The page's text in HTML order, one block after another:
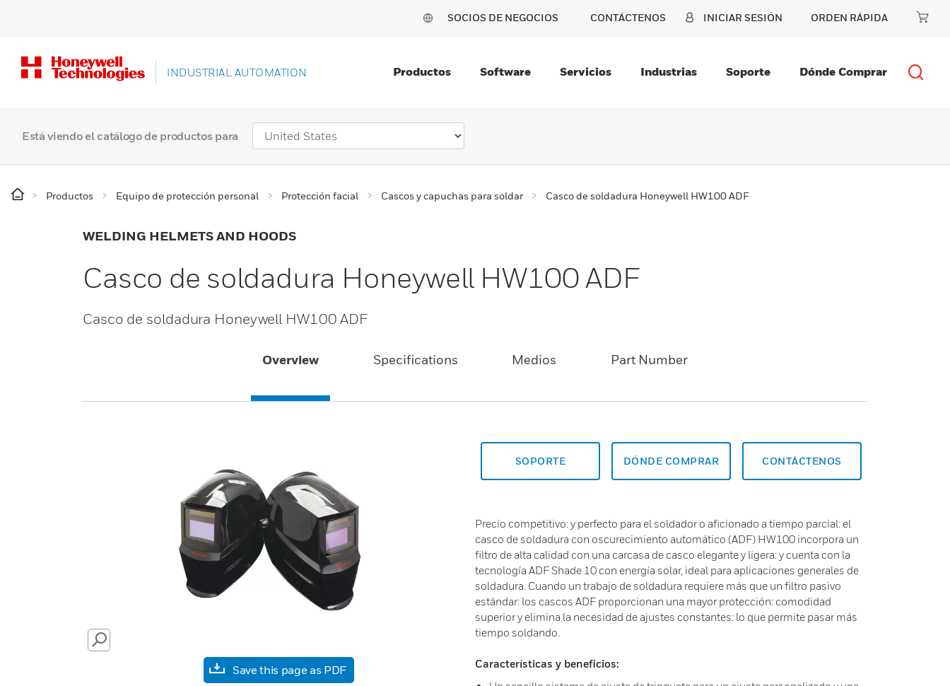
SOCIOS DE NEGOCIOS CONTÁCTENOS INICIAR SESIÓN ORDEN RÁPIDA
INDUSTRIAL AUTOMATION Productos Software Servicios Industrias Soporte Dónde Comprar
Está viendo el catálogo de productos para
Productos Equipo de protección personal Protección facial Cascos y capuchas para soldar Casco de soldadura Honeywell HW100 ADF
WELDING HELMETS AND HOODS
Casco de soldadura Honeywell HW100 ADF
Casco de soldadura Honeywell HW100 ADF
Overview Specifications Medios Part Number
SEARCH
Save this page as PDF
SOPORTE DÓNDE COMPRAR CONTÁCTENOS
Precio competitivo: y perfecto para el soldador o aficionado a tiempo parcial: el
casco de soldadura con oscurecimiento automático (ADF) HW100 incorpora un
filtro de alta calidad con una carcasa de casco elegante y ligera: y cuenta con la
tecnología ADF Shade 10 con energía solar, ideal para aplicaciones generales de
soldadura. Cuando un trabajo de soldadura requiere más que un filtro pasivo
estándar: los cascos ADF proporcionan una mayor protección: comodidad
superior y elimina la necesidad de ajustes constantes: lo que permite pasar más
tiempo soldando.
Características y beneficios: